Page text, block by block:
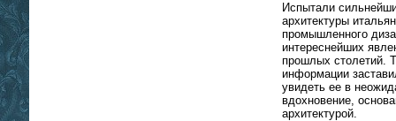
Испытали
архитектуры
промышленного
интереснейших
прошлых столетий.
информации
увидеть ее в
вдохновение,
архитектурой.